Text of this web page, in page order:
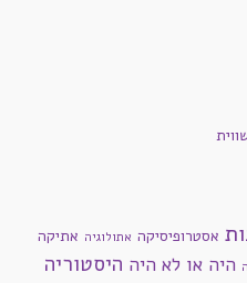
אסטרופיסיקה אתולוגיה אתיקה
היה או לא היה היסטוריה